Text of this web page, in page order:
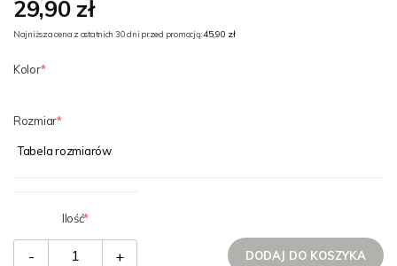
29,90 zł
Najniższa cena z ostatnich 30 dni przed promocją:45,90 zł
Kolor
Rozmiar
Tabela rozmiarów
Ilość
- + DODAJ DO KOSZYKA